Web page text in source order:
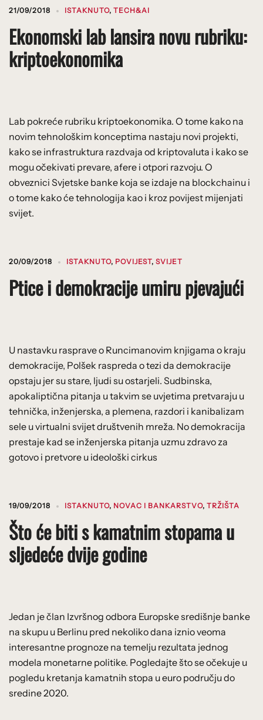
21/09/2018 ISTAKNUTO, TECH&AI
Ekonomski lab lansira novu rubriku:
kriptoekonomika
Lab pokreće rubriku kriptoekonomika. O tome kako na
novim tehnološkim konceptima nastaju novi projekti,
kako se infrastruktura razdvaja od kriptovaluta i kako se
mogu očekivati prevare, afere i otpori razvoju. O
obveznici Svjetske banke koja se izdaje na blockchainu i
o tome kako će tehnologija kao i kroz povijest mijenjati
svijet.
20/09/2018 ISTAKNUTO, POVIJEST, SVIJET
Ptice i demokracije umiru pjevajući
U nastavku rasprave o Runcimanovim knjigama o kraju
demokracije, Polšek raspreda o tezi da demokracije
opstaju jer su stare, ljudi su ostarjeli. Sudbinska,
apokaliptična pitanja u takvim se uvjetima pretvaraju u
tehnička, inženjerska, a plemena, razdori i kanibalizam
sele u virtualni svijet društvenih mreža. No demokracija
prestaje kad se inženjerska pitanja uzmu zdravo za
gotovo i pretvore u ideološki cirkus
19/09/2018 ISTAKNUTO, NOVAC I BANKARSTVO, TRŽIŠTA
Što će biti s kamatnim stopama u
sljedeće dvije godine
Jedan je član Izvršnog odbora Europske središnje banke
na skupu u Berlinu pred nekoliko dana iznio veoma
interesantne prognoze na temelju rezultata jednog
modela monetarne politike. Pogledajte što se očekuje u
pogledu kretanja kamatnih stopa u euro području do
sredine 2020.